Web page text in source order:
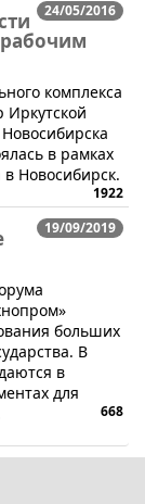
24/05/2016
комплекса
Иркутской
в рамках
Новосибирск.
1922
19/09/2019
больших
В
в
для
668